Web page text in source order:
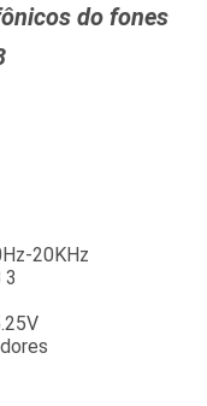
do fones
20KHz
3